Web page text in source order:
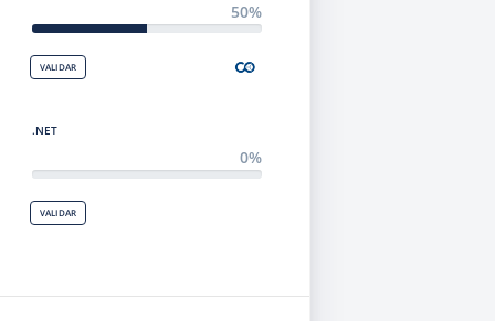
50%
VALIDAR
.NET
0%
VALIDAR